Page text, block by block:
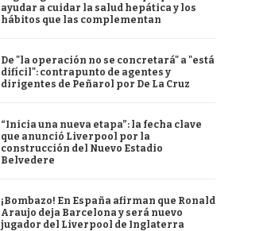
ayudar a cuidar la salud hepática y los
hábitos que las complementan
De "la operación no se concretará" a "está
difícil": contrapunto de agentes y
dirigentes de Peñarol por De La Cruz
“Inicia una nueva etapa”: la fecha clave
que anunció Liverpool por la
construcción del Nuevo Estadio
Belvedere
¡Bombazo! En España afirman que Ronald
Araujo deja Barcelona y será nuevo
jugador del Liverpool de Inglaterra